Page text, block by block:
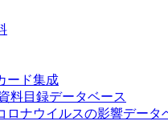
ード集成
料目録データベース
ロナウイルスの影響データ